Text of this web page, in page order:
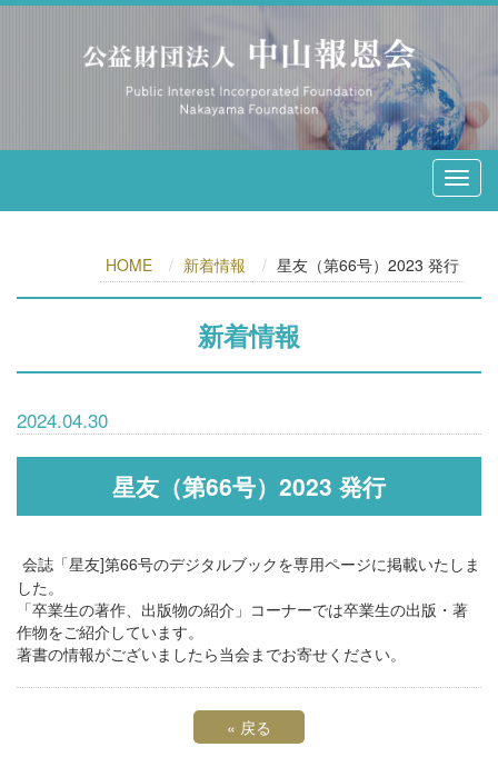
HOME 新着情報 星友（第66号）2023 発行
新着情報
2024.04.30
星友（第66号）2023 発行
会誌「星友]第66号のデジタルブックを専用ページに掲載いたしま
した。
「卒業生の著作、出版物の紹介」コーナーでは卒業生の出版・著
作物をご紹介しています。
著書の情報がございましたら当会までお寄せください。
« 戻る